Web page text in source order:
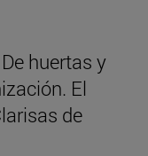
huertas y
El
de